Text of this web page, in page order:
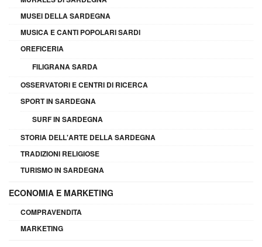
MUSEI DELLA SARDEGNA
MUSICA E CANTI POPOLARI SARDI
OREFICERIA
FILIGRANA SARDA
OSSERVATORI E CENTRI DI RICERCA
SPORT IN SARDEGNA
SURF IN SARDEGNA
STORIA DELL'ARTE DELLA SARDEGNA
TRADIZIONI RELIGIOSE
TURISMO IN SARDEGNA
ECONOMIA E MARKETING
COMPRAVENDITA
MARKETING